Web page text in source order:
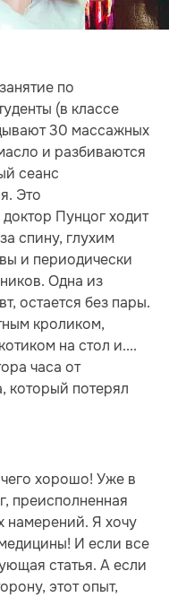
по
(в классе
30 массажных
и разбиваются
сеанс
Это
Пунцог ходит
спину, глухим
и периодически
Одна из
остается без пары.
кроликом,
на стол и....
часа от
который потерял
хорошо! Уже в
преисполненная
намерений. Я хочу
И если все
статья. А если
этот опыт,